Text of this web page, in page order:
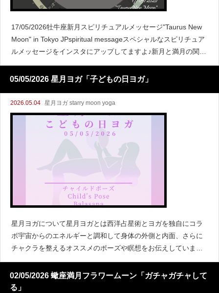
17/05/2026牡牛座新月スピリチュアルメッセージ"Taurus New
Moon" in Tokyo JPspiritual messageスペシャルなスピリチュア
ルメッセージをインスタにアップしてますよ♪新月と満月の関係
ここで新月と
05/05/2026 星月ヨガ「子どもの日ヨガ」
2026.05.04 星月ヨガ starry moon yoga
星月ヨガについて星月ヨガとは西洋占星術とヨガを独自にコラ
ボ宇宙からのエネルギーと調和して身体の外側と内面、さらに
チャクラを整えるオススメのポーズや瞑想をお伝えしていま
す！https://happyrich-lab.com/starry-moon-yoga
02/05/2026 蠍座満月フラワームーン「ガチャガチャして
る」